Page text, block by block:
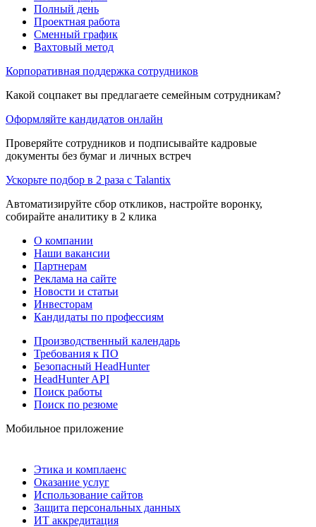
Полный день
Проектная работа
Сменный график
Вахтовый метод
Корпоративная поддержка сотрудников
Какой соцпакет вы предлагаете семейным сотрудникам?
Оформляйте кандидатов онлайн
Проверяйте сотрудников и подписывайте кадровые
документы без бумаг и личных встреч
Ускорьте подбор в 2 раза с Talantix
Автоматизируйте сбор откликов, настройте воронку,
собирайте аналитику в 2 клика
О компании
Наши вакансии
Партнерам
Реклама на сайте
Новости и статьи
Инвесторам
Кандидаты по профессиям
Производственный календарь
Требования к ПО
Безопасный HeadHunter
HeadHunter API
Поиск работы
Поиск по резюме
Мобильное приложение
Этика и комплаенс
Оказание услуг
Использование сайтов
Защита персональных данных
ИТ аккредитация